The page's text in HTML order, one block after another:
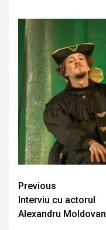
Continue
Reading
Previous
Interviu cu actorul
Alexandru Moldovan